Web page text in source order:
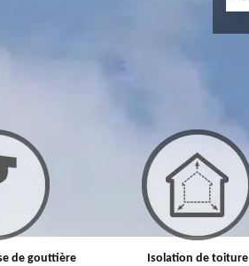
de gouttière Isolation de toiture